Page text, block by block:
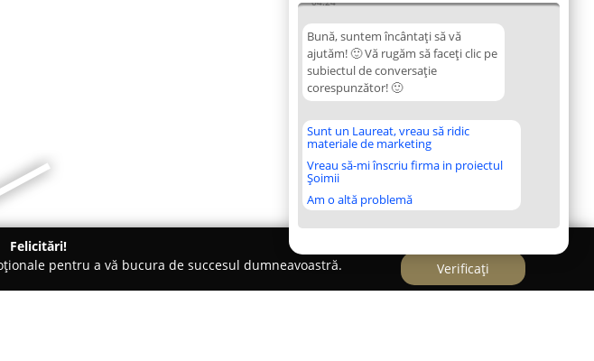
Bună, suntem încântați să vă
ajutăm! 🙂 Vă rugăm să faceți clic pe
subiectul de conversație
corespunzător! 🙂
Sunt un Laureat, vreau să ridic
materiale de marketing
Vreau să-mi înscriu firma in proiectul
Șoimii
Am o altă problemă
Felicitări!
pentru a vă bucura de succesul dumneavoastră.
Verificați